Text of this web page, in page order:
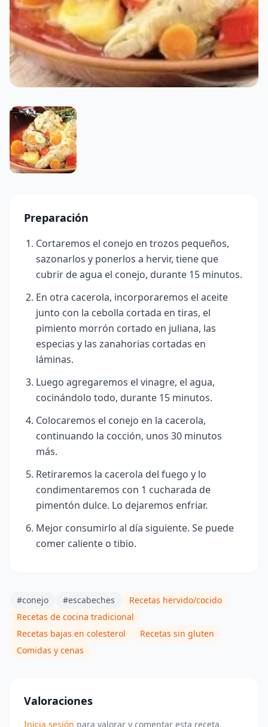
Preparación
Cortaremos el conejo en trozos pequeños,
sazonarlos y ponerlos a hervir, tiene que
cubrir de agua el conejo, durante 15 minutos.
En otra cacerola, incorporaremos el aceite
junto con la cebolla cortada en tiras, el
pimiento morrón cortado en juliana, las
especias y las zanahorias cortadas en
láminas.
Luego agregaremos el vinagre, el agua,
cocinándolo todo, durante 15 minutos.
Colocaremos el conejo en la cacerola,
continuando la cocción, unos 30 minutos
más.
Retiraremos la cacerola del fuego y lo
condimentaremos con 1 cucharada de
pimentón dulce. Lo dejaremos enfriar.
Mejor consumirlo al día siguiente. Se puede
comer caliente o tibio.
#conejo #escabeches
Recetas hervido/cocido
Recetas de cocina tradicional
Recetas bajas en colesterol
Recetas sin gluten
Comidas y cenas
Valoraciones
Inicia sesión para valorar y comentar esta receta.